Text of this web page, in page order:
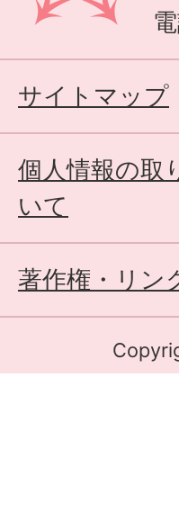
サイトマップ
個人情報の取
いて
著作権・リン